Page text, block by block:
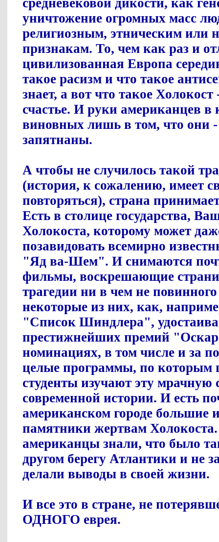
средневековой дикости, как
уничтожение огромных масс
религиозным, этническим или
признакам. То, чем как раз и
цивилизованная Европа
такое расизм и что такое
знает, а вот что такое Холокост
счастье. И руки американцев в
виновных лишь в том, что они -
запятнаны.
А чтобы не случилось такой
(история, к сожалению, имеет
повторяться), страна
Есть в столице государства,
Холокоста, которому может
позавидовать всемирно
"Яд ва-Шем". И снимаются
фильмы, воскрешающие
трагедии ни в чем не
некоторые из них, как,
"Список Шиндлера",
престижнейших премий
номинациях, в том числе и за
целые программы, по которым
студенты изучают эту мрачную
современной истории. И есть
американском городе большие
памятники жертвам
американцы знали, что было
другом берегу Атлантики и не
делали выводы в своей жизни.
И все это в стране, не
ОДНОГО еврея.